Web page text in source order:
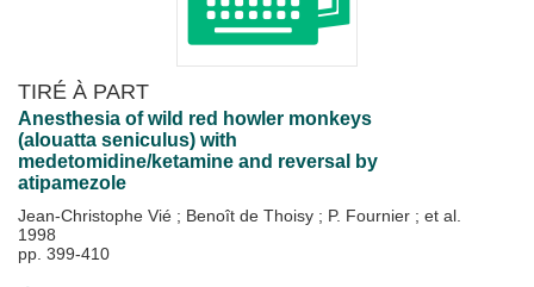
TIRÉ À PART
Anesthesia of wild red howler monkeys
(alouatta seniculus) with
medetomidine/ketamine and reversal by
atipamezole
Jean-Christophe Vié ; Benoît de Thoisy ; P. Fournier ; et al.
1998
pp. 399-410